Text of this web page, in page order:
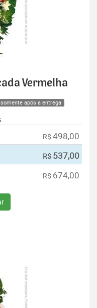
Vermelha
somente após a entrega
R$ 498,00
R$ 537,00
R$ 674,00